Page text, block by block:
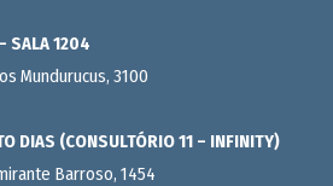
SALA 1204
Mundurucus, 3100
DIAS (CONSULTÓRIO 11 – INFINITY)
Barroso, 1454